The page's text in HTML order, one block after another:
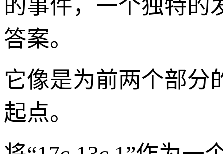
的事件，一个独特的
答案。
它像是为前两个部分
起点。